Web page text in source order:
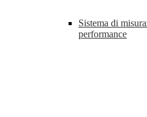
Sistema di
performance